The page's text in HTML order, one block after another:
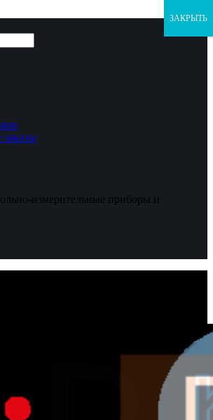
измерительные приборы и
ЗАКРЫТЬ